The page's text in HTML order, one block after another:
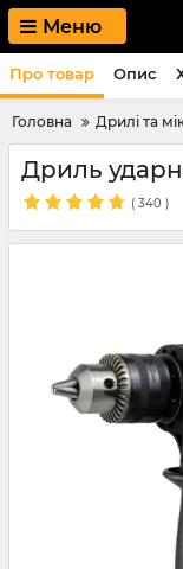
Меню
Головна Дрилі та
Дриль
( 340 )
Про товар Опис